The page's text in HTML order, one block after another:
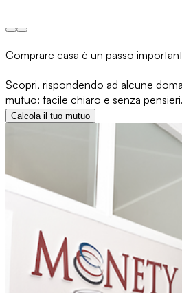
Comprare casa è un passo
Scopri, rispondendo ad alcune
mutuo: facile chiaro e senza pensieri.
Calcola il tuo mutuo